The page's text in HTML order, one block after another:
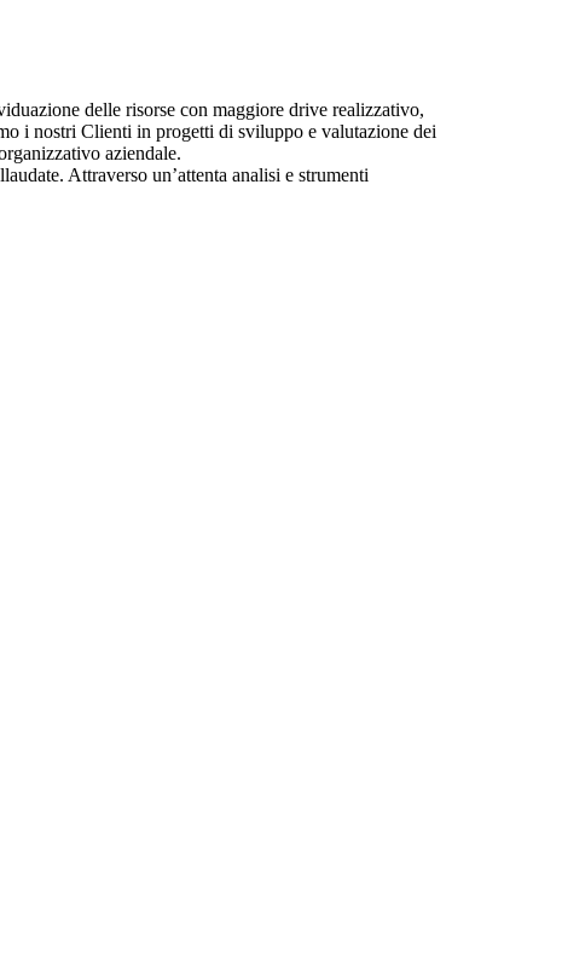
delle risorse con maggiore drive realizzativo,
i nostri Clienti in progetti di sviluppo e valutazione dei
aziendale.
Attraverso un’attenta analisi e strumenti